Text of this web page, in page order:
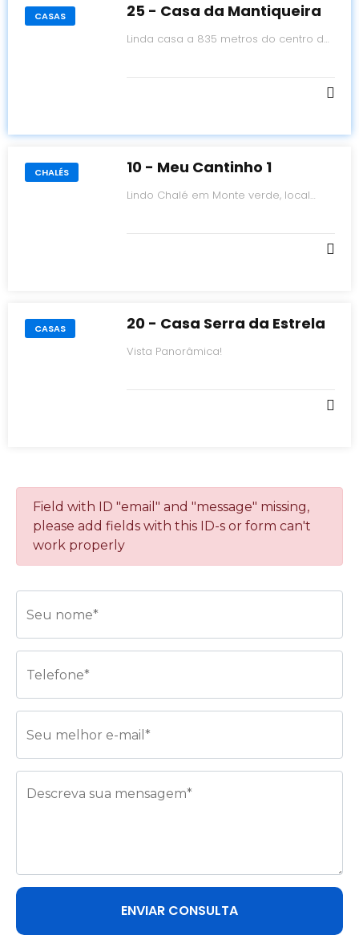
CASAS 25 - Casa da Mantiqueira
Linda casa a 835 metros do centro de
CHALÉS 10 - Meu Cantinho 1
Lindo Chalé em Monte verde, local
CASAS 20 - Casa Serra da Estrela
Vista Panorâmica!
Field with ID "email" and "message" missing,
please add fields with this ID-s or form can't
work properly
ENVIAR CONSULTA